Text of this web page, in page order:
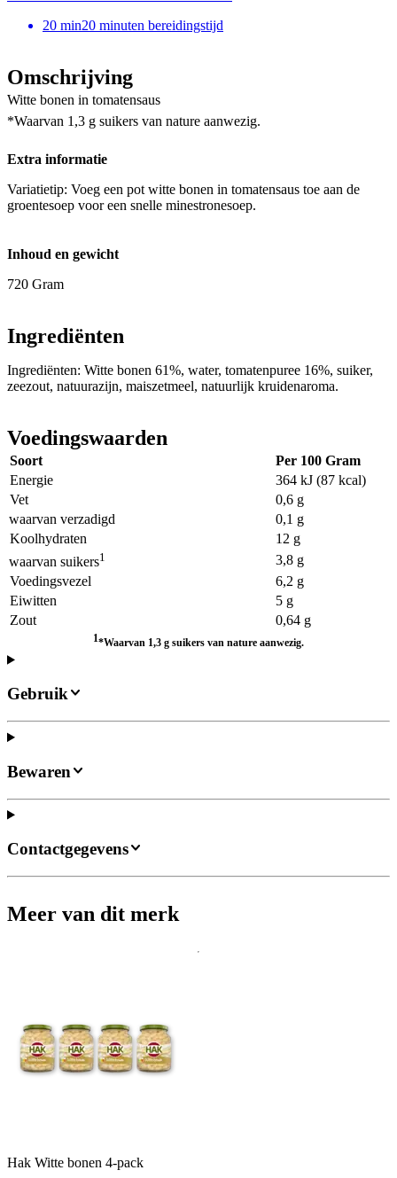
20 min20 minuten bereidingstijd
Omschrijving
Witte bonen in tomatensaus
*Waarvan 1,3 g suikers van nature aanwezig.
Extra informatie
Variatietip: Voeg een pot witte bonen in tomatensaus toe aan de
groentesoep voor een snelle minestronesoep.
Inhoud en gewicht
720 Gram
Ingrediënten
Ingrediënten: Witte bonen 61%, water, tomatenpuree 16%, suiker,
zeezout, natuurazijn, maiszetmeel, natuurlijk kruidenaroma.
Voedingswaarden
Soort
Per 100 Gram
Energie
364 kJ (87 kcal)
Vet
0,6 g
waarvan verzadigd
0,1 g
Koolhydraten
12 g
waarvan suikers1
3,8 g
Voedingsvezel
6,2 g
Eiwitten
5 g
Zout
0,64 g
1*Waarvan 1,3 g suikers van nature aanwezig.
Gebruik
Bewaren
Contactgegevens
Meer van dit merk
Hak Witte bonen 4-pack